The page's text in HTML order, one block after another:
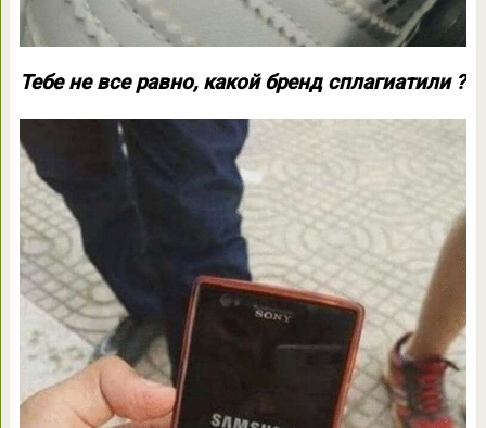
Тебе не все равно, какой бренд сплагиатили ?